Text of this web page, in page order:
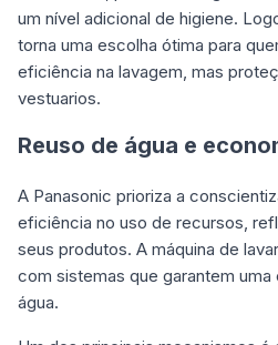
um nível adicional de higiene.
torna uma escolha ótima para
eficiência na lavagem, mas
vestuarios.
Reuso de água e
A Panasonic prioriza a
eficiência no uso de recursos,
seus produtos. A máquina de
com sistemas que garantem
água.